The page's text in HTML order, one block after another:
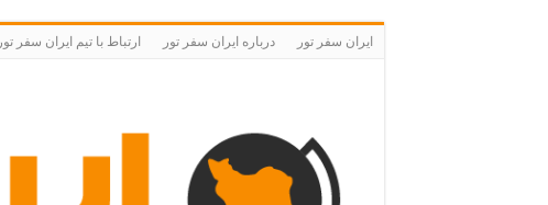
ایران سفر تور درباره ایران سفر تور ارتباط با تیم ایران سفر تور